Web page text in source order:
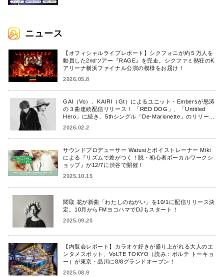
ニュース
【オフィシャルライブレポート】シクフォニが約５万人を
動員した2ndツアー『RAGE』を完走。シクファミ熱狂のK
アリーナ横浜ファイナル公演の模様をお届け！
2026.05.8
GAI（Vo）、KAIRI（Gt）によるユニット・Embersが怒涛
の３曲連続配信リリース！ 「RED DOG」、「Untitled
Hero」に続き、5thシングル「De-Marionette」のリリース
2026.02.2
サウンドプロデューサー Watusiとボイストレーナー Miki
による『リズムで差がつく！脱・初心者ボーカルワークシ
ョップ』が12/7に渋谷で開催！
2025.10.15
関取 花が新曲「わたしのねがい」を10/1に配信リリース決
定。10月からFMヨコハマでDJもスタート！
2025.09.20
【内覧会レポート】カラオケ好きが盛り上がれる大人のエ
ンタメスポット、VoLTE TOKYO（読み：ボルテ トーキョ
ー）が東京・品川に8/8グランドオープン！
2025.08.9